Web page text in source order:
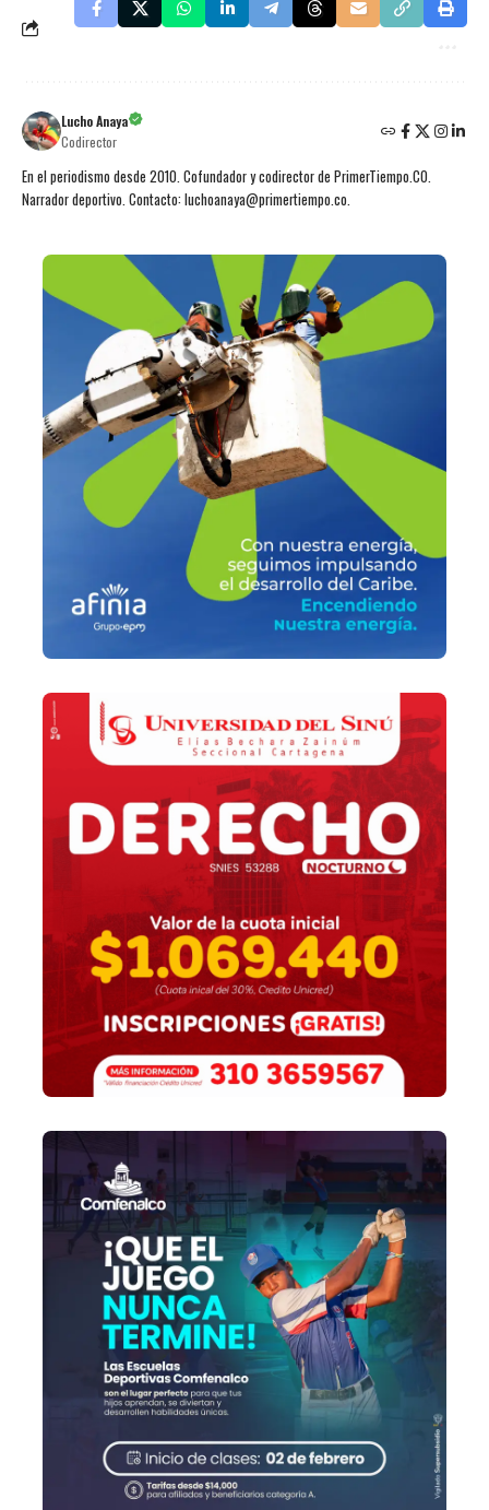
Lucho Anaya
Codirector
En el periodismo desde 2010. Cofundador y codirector de PrimerTiempo.CO.
Narrador deportivo. Contacto: luchoanaya@primertiempo.co.